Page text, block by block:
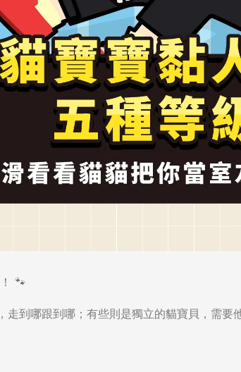
🐾
走到哪跟到哪；有些則是獨立的貓寶貝，需要